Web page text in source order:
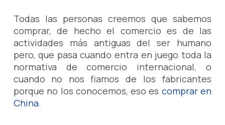
Todas las personas creemos que sabemos
comprar, de hecho el comercio es de las
actividades más antiguas del ser humano
pero, que pasa cuando entra en juego toda la
normativa de comercio internacional, o
cuando no nos fiamos de los fabricantes
porque no los conocemos, eso es comprar en
China.